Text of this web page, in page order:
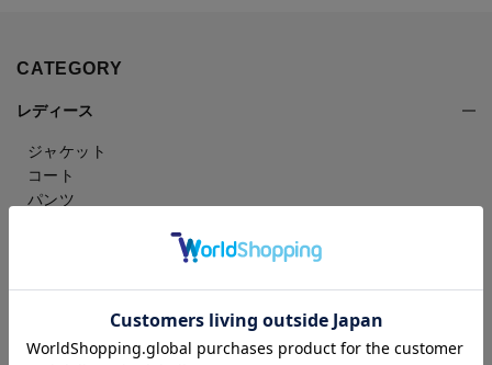
CATEGORY
レディース
ジャケット
コート
パンツ
ワンピース
フォーマル（喪服・礼服）
バッグ